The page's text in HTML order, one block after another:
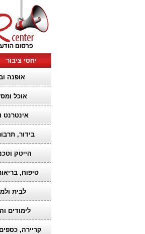
יחסי ציבור
אופנה
אוכל
אינטרנט
בידור,
הייטק
טיפוח,
לבית
לימודים
קריירה,